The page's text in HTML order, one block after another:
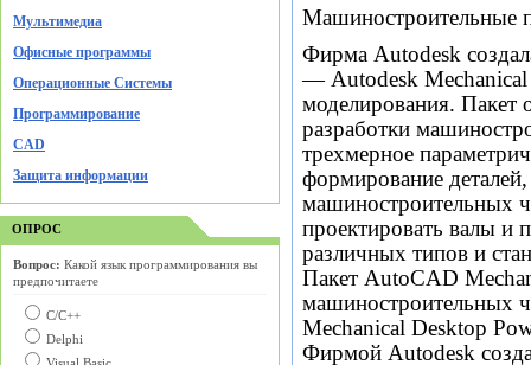
Мультимедиа
Офисные программы
Операционные Системы
Программирование
CAD
Защита информации
ОПРОС
Вопрос: Какой язык программирования вы
предпочитаете
С/C++
Delphi
Машиностроительные
Фирма Autodesk
— Autodesk Mechanical
моделирования.
разработки
трехмерное
формирование
машиностроительных
проектировать валы и
различных типов и
Пакет AutoCAD
машиностроительных
Mechanical Desktop
Фирмой Autodesk